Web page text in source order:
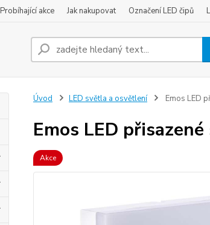
Probíhající akce Jak nakupovat Označení LED čipů
Úvod LED světla a osvětlení Emos LED
Emos LED
Akce